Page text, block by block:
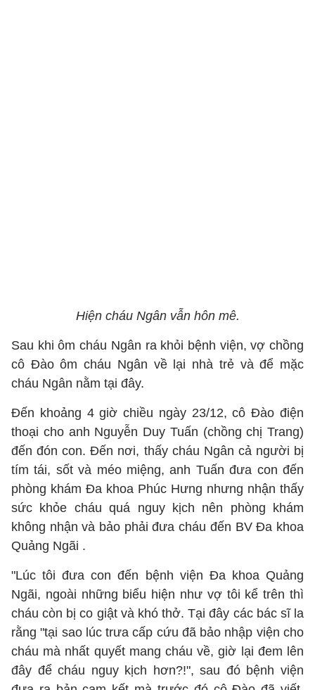
Hiện cháu Ngân vẫn hôn mê.
Sau khi ôm cháu Ngân ra khỏi bệnh viện, vợ chồng
cô Đào ôm cháu Ngân về lại nhà trẻ và để mặc
cháu Ngân nằm tại đây.
Đến khoảng 4 giờ chiều ngày 23/12, cô Đào điện
thoại cho anh Nguyễn Duy Tuấn (chồng chị Trang)
đến đón con. Đến nơi, thấy cháu Ngân cả người bị
tím tái, sốt và méo miệng, anh Tuấn đưa con đến
phòng khám Đa khoa Phúc Hưng nhưng nhận thấy
sức khỏe cháu quá nguy kịch nên phòng khám
không nhận và bảo phải đưa cháu đến BV Đa khoa
Quảng Ngãi .
"Lúc tôi đưa con đến bệnh viện Đa khoa Quảng
Ngãi, ngoài những biểu hiện như vợ tôi kể trên thì
cháu còn bị co giật và khó thở. Tại đây các bác sĩ la
rằng "tại sao lúc trưa cấp cứu đã bảo nhập viện cho
cháu mà nhất quyết mang cháu về, giờ lại đem lên
đây để cháu nguy kịch hơn?!", sau đó bệnh viện